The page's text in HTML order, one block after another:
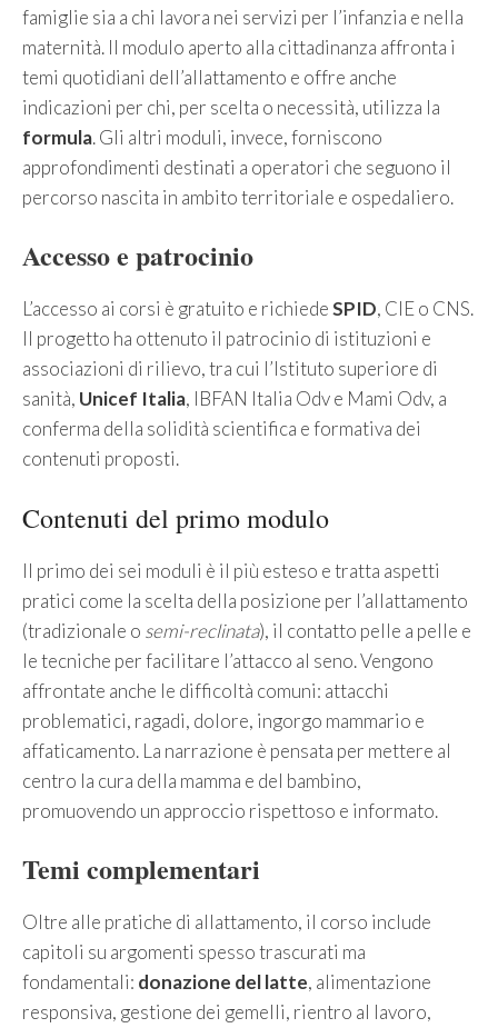
famiglie sia a chi lavora nei servizi per l’infanzia e nella
maternità. Il modulo aperto alla cittadinanza affronta i
temi quotidiani dell’allattamento e offre anche
indicazioni per chi, per scelta o necessità, utilizza la
formula. Gli altri moduli, invece, forniscono
approfondimenti destinati a operatori che seguono il
percorso nascita in ambito territoriale e ospedaliero.
Accesso e patrocinio
L’accesso ai corsi è gratuito e richiedeSPID, CIE o CNS.
Il progetto ha ottenuto il patrocinio di istituzioni e
associazioni di rilievo, tra cui l’Istituto superiore di
sanità, Unicef Italia, IBFAN Italia Odv e Mami Odv, a
conferma della solidità scientifica e formativa dei
contenuti proposti.
Contenuti del primo modulo
Il primo dei sei moduli è il più esteso e tratta aspetti
pratici come la scelta della posizione per l’allattamento
(tradizionale o semi-reclinata), il contatto pelle a pelle e
le tecniche per facilitare l’attacco al seno. Vengono
affrontate anche le difficoltà comuni: attacchi
problematici, ragadi, dolore, ingorgo mammario e
affaticamento. La narrazione è pensata per mettere al
centro la cura della mamma e del bambino,
promuovendo un approccio rispettoso e informato.
Temi complementari
Oltre alle pratiche di allattamento, il corso include
capitoli su argomenti spesso trascurati ma
fondamentali: donazione del latte, alimentazione
responsiva, gestione dei gemelli, rientro al lavoro,